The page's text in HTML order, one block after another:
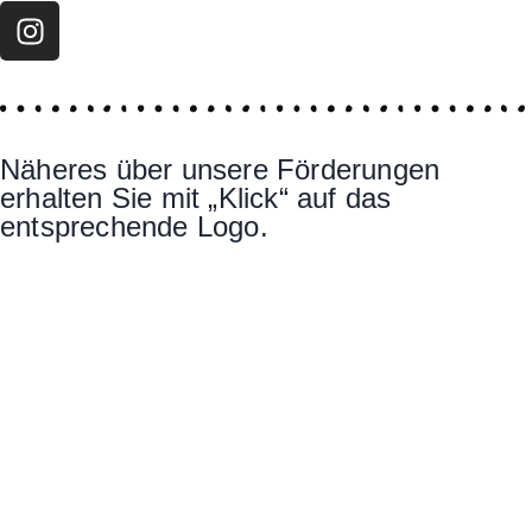
Näheres über unsere Förderungen
erhalten Sie mit „Klick“ auf das
entsprechende Logo.